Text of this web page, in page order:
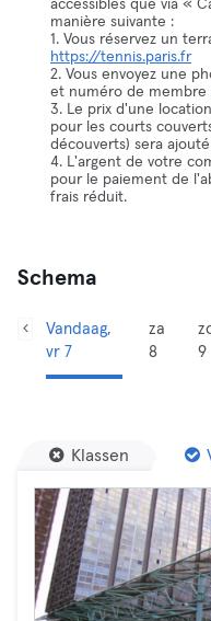
accessibles que via «
manière suivante :
1. Vous réservez un
https://tennis.paris.fr
2. Vous envoyez une
et numéro de membre
3. Le prix d'une
pour les courts
découverts) sera
4. L'argent de votre
pour le paiement de
frais réduit.
Schema
Vandaag,
vr 7
za
8
9
Klassen